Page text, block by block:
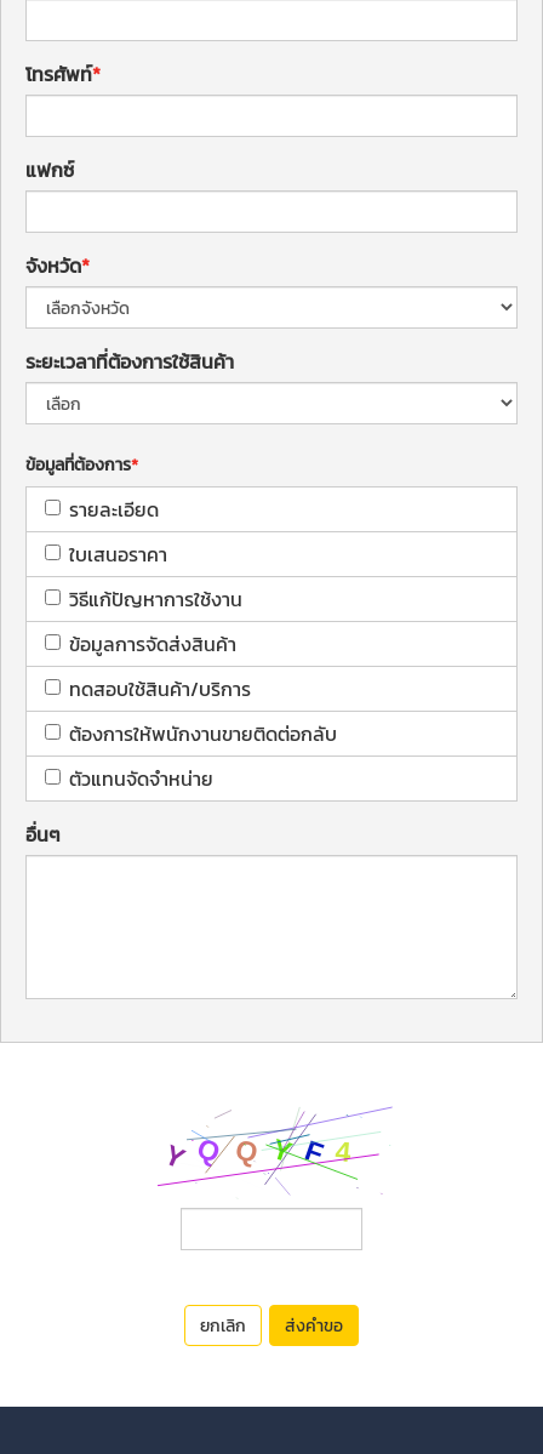
โทรศัพท์
แฟกซ์
จังหวัด
ระยะเวลาที่ต้องการใช้สินค้า
ข้อมูลที่ต้องการ
รายละเอียด
ใบเสนอราคา
วิธีแก้ปัญหาการใช้งาน
ข้อมูลการจัดส่งสินค้า
ทดสอบใช้สินค้า/บริการ
ต้องการให้พนักงานขายติดต่อกลับ
ตัวแทนจัดจำหน่าย
อื่นๆ
ยกเลิก ส่งคำขอ